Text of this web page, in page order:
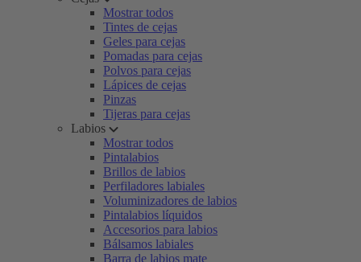
Mostrar todos
Tintes de cejas
Geles para cejas
Pomadas para cejas
Polvos para cejas
Lápices de cejas
Pinzas
Tijeras para cejas
Labios
Mostrar todos
Pintalabios
Brillos de labios
Perfiladores labiales
Voluminizadores de labios
Pintalabios líquidos
Accesorios para labios
Bálsamos labiales
Barra de labios mate